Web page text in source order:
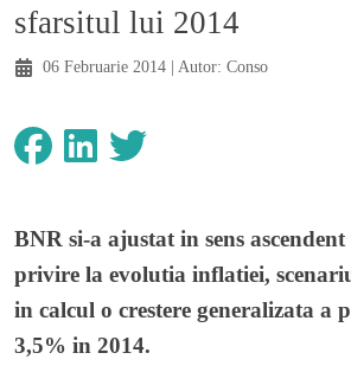
sfarsitul lui 2014
06 Februarie 2014 | Autor: Conso
BNR si-a ajustat in sens
privire la evolutia inflatiei,
in calcul o crestere generalizata a
3,5% in 2014.